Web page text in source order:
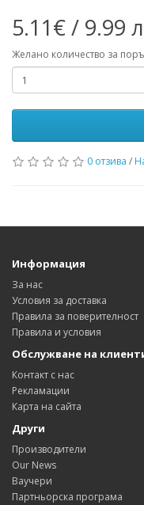
5.11€ / 9.99
Желано количество за
0 отзива /
Информация
За нас
Условия за доставка
Правила за поверителност
Правила и условия
Обслужване на
Контакт с нас
Рекламации
Карта на сайта
Други
Производители
Our News
Ваучери
Партньорска програма